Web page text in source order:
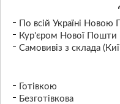
По всій Україні
Кур'єром Нової Пошти
Самовивіз з склада
Готівкою
Безготівкова